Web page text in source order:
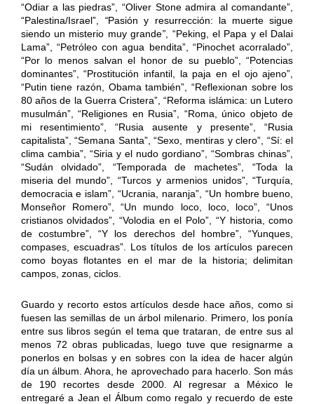
“Odiar a las piedras”, “Oliver Stone admira al comandante”,
“Palestina/Israel”, “Pasión y resurrección: la muerte sigue
siendo un misterio muy grande” , “Peking, el Papa y el Dalai
Lama”, “Petróleo con agua bendita”, “Pinochet acorralado”,
“Por lo menos salvan el honor de su pueblo”, “Potencias
dominantes”, “Prostitución infantil, la paja en el ojo ajeno”,
“Putin tiene razón, Obama también”, “Reflexionan sobre los
80 años de la Guerra Cristera”, “Reforma islámica: un Lutero
musulmán”, “Religiones en Rusia”, “Roma, único objeto de
mi resentimiento”, “Rusia ausente y presente”, “Rusia
capitalista”, “Semana Santa”, “Sexo, mentiras y clero”, “Sí: el
clima cambia”, “Siria y el nudo gordiano”, “Sombras chinas”,
“Sudán olvidado”, “Temporada de machetes”, “Toda la
miseria del mundo”, “Turcos y armenios unidos”, “Turquía,
democracia e islam”, “Ucrania, naranja”, “Un hombre bueno,
Monseñor Romero”, “Un mundo loco, loco, loco”, “Unos
cristianos olvidados”, “Volodia en el Polo”, “Y historia, como
de costumbre”, “Y los derechos del hombre”, “Yunques,
compases, escuadras”. Los títulos de los artículos parecen
como boyas flotantes en el mar de la historia; delimitan
campos, zonas, ciclos.
Guardo y recorto estos artículos desde hace años, como si
fuesen las semillas de un árbol milenario. Primero, los ponía
entre sus libros según el tema que trataran, de entre sus al
menos 72 obras publicadas, luego tuve que resignarme a
ponerlos en bolsas y en sobres con la idea de hacer algún
día un álbum. Ahora, he aprovechado para hacerlo. Son más
de 190 recortes desde 2000. Al regresar a México le
entregaré a Jean el Álbum como regalo y recuerdo de este